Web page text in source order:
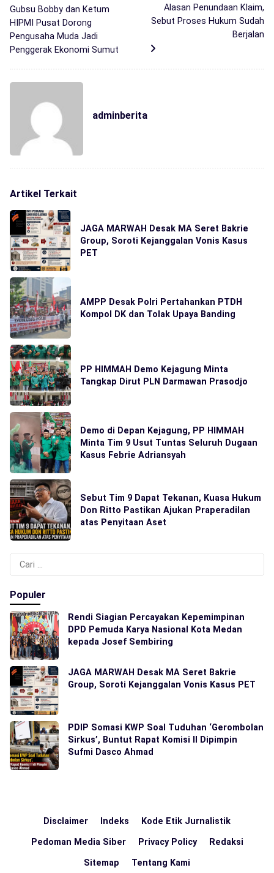
Gubsu Bobby dan Ketum
HIPMI Pusat Dorong
Pengusaha Muda Jadi
Penggerak Ekonomi Sumut
Alasan Penundaan Klaim,
Sebut Proses Hukum Sudah
Berjalan
adminberita
Artikel Terkait
JAGA MARWAH Desak MA Seret Bakrie
Group, Soroti Kejanggalan Vonis Kasus
PET
AMPP Desak Polri Pertahankan PTDH
Kompol DK dan Tolak Upaya Banding
PP HIMMAH Demo Kejagung Minta
Tangkap Dirut PLN Darmawan Prasodjo
Demo di Depan Kejagung, PP HIMMAH
Minta Tim 9 Usut Tuntas Seluruh Dugaan
Kasus Febrie Adriansyah
Sebut Tim 9 Dapat Tekanan, Kuasa Hukum
Don Ritto Pastikan Ajukan Praperadilan
atas Penyitaan Aset
Cari
untuk:
Populer
Rendi Siagian Percayakan Kepemimpinan
DPD Pemuda Karya Nasional Kota Medan
kepada Josef Sembiring
JAGA MARWAH Desak MA Seret Bakrie
Group, Soroti Kejanggalan Vonis Kasus PET
PDIP Somasi KWP Soal Tuduhan ‘Gerombolan
Sirkus’, Buntut Rapat Komisi II Dipimpin
Sufmi Dasco Ahmad
Disclaimer Indeks Kode Etik Jurnalistik
Pedoman Media Siber Privacy Policy Redaksi
Sitemap Tentang Kami